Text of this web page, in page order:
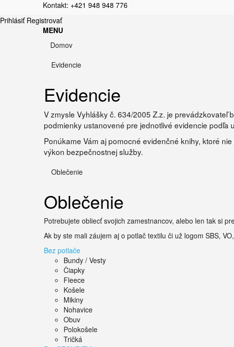
Kontakt: +421 948 948 776
Prihlásiť Registrovať
MENU
Domov
Evidencie
Evidencie
V zmysle Vyhlášky č. 634/2005 Z.z. je
podmienky ustanovené pre jednotlivé evidencie podľa
Ponúkame Vám aj pomocné evidenčné knihy, ktoré
výkon bezpečnostnej služby.
Oblečenie
Oblečenie
Potrebujete obliecť svojich zamestnancov, alebo len tak si
Ak by ste mali záujem aj o potlač textilu či už logom SBS,
Bez potlače
Bundy / Vesty
Čiapky
Fleece
Košele
Mikiny
Nohavice
Obuv
Polokošele
Tričká